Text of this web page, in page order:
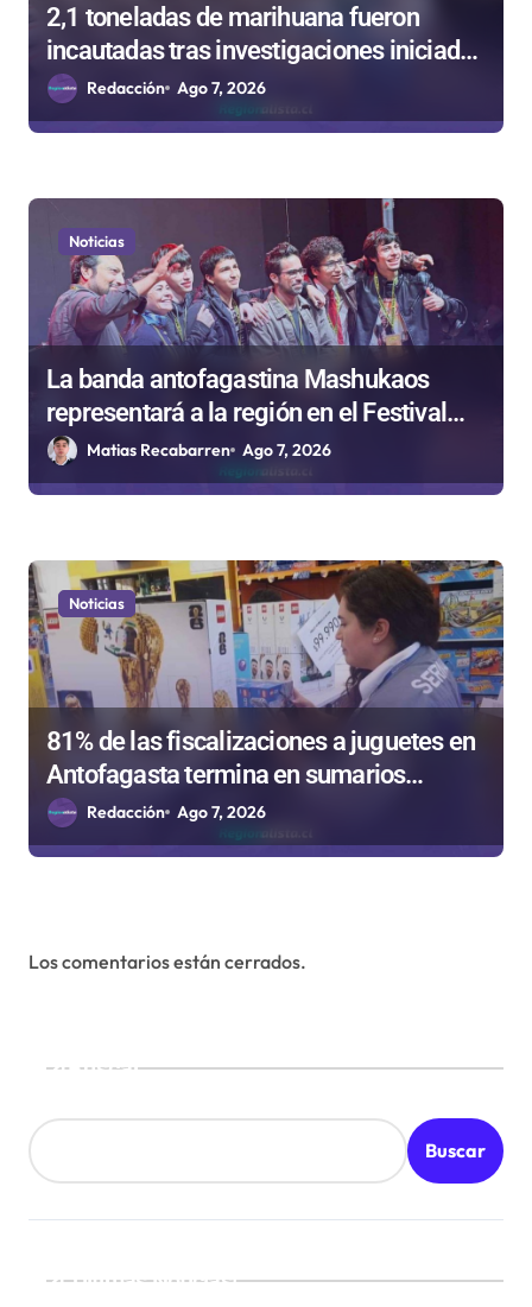
d
s
2,1 toneladas de marihuana fueron
incautadas tras investigaciones iniciadas
en Antofagasta
Redacción Ago 7, 2026
Noticias
La banda antofagastina Mashukaos
representará a la región en el Festival
Rockódromo de Valparaíso
Matias Recabarren Ago 7, 2026
Noticias
81% de las fiscalizaciones a juguetes en
Antofagasta termina en sumarios
sanitarios
Redacción Ago 7, 2026
Los comentarios están cerrados.
Buscar
Buscar
¡Ultimas Noticias!